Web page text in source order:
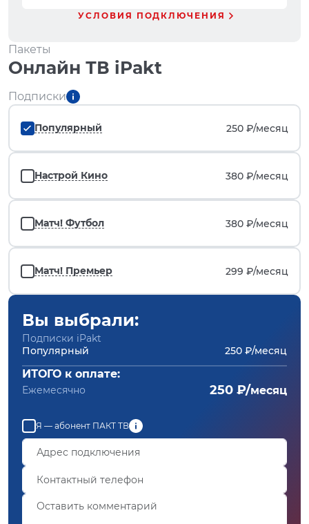
УСЛОВИЯ ПОДКЛЮЧЕНИЯ
Пакеты
Онлайн ТВ iPakt
Подписки
Популярный 250 ₽/месяц
Настрой Кино 380 ₽/месяц
Матч! Футбол 380 ₽/месяц
Матч! Премьер 299 ₽/месяц
Вы выбрали:
Подписки iPakt
Популярный
250 ₽/месяц
ИТОГО к оплате:
Ежемесячно 250 ₽/месяц
Я — абонент ПАКТ ТВ